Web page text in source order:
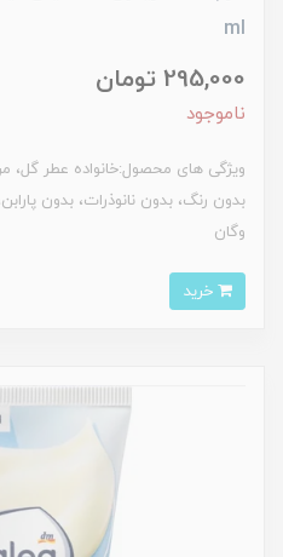
ml
295,000 تومان
ناموجود
ویژگی های محصول:خانواده عطر گل،
بدون رنگ، بدون نانوذرات، بدون
وگان